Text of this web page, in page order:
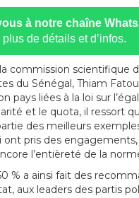
à notre chaîne
plus de détails et d’infos.
commission scientifique
du Sénégal, Thiam
pays liées à la loi sur
et le quota, il ressort
des meilleurs
ont pris des
l’entièreté de la
% a ainsi fait des
aux leaders des partis